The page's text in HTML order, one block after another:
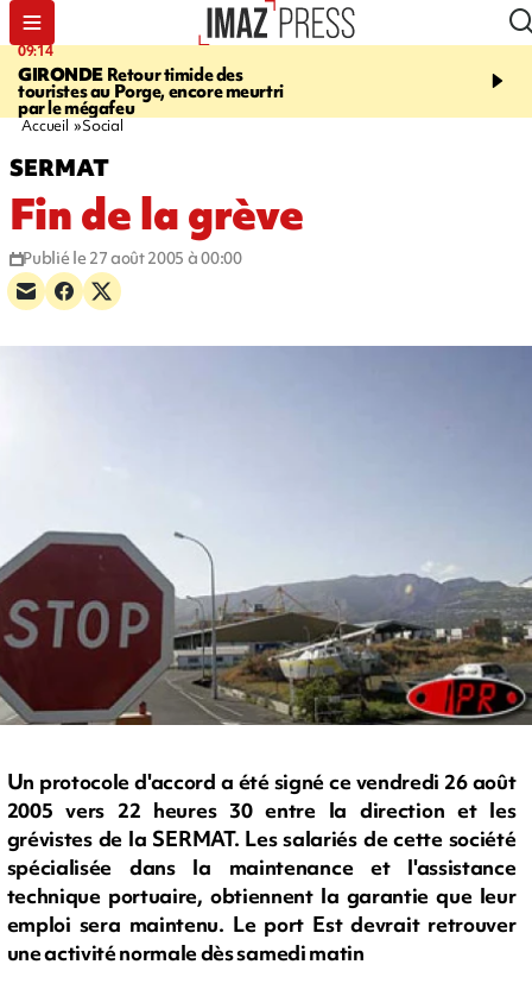
09:14
GIRONDE Retour timide des
touristes au Porge, encore meurtri
par le mégafeu
13:09
Des
font cinq morts en
Accueil Social
SERMAT
Fin de la grève
Publié le 27 août 2005 à 00:00
Un protocole d'accord a été signé ce vendredi 26 août
2005 vers 22 heures 30 entre la direction et les
grévistes de la SERMAT. Les salariés de cette société
spécialisée dans la maintenance et l'assistance
technique portuaire, obtiennent la garantie que leur
emploi sera maintenu. Le port Est devrait retrouver
une activité normale dès samedi matin